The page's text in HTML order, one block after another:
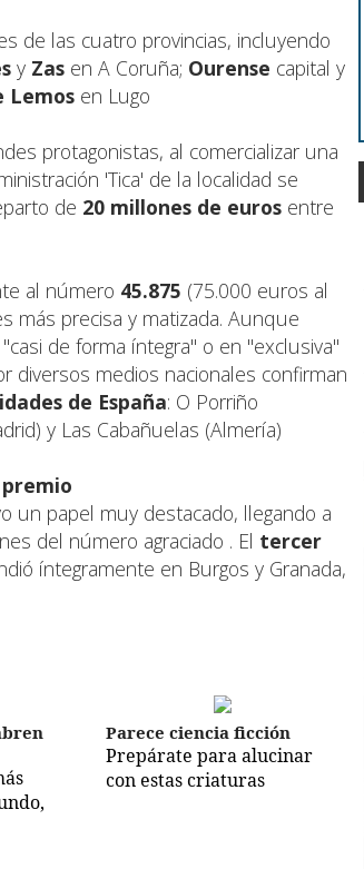
de las cuatro provincias, incluyendo
y Zas en A Coruña; Ourense capital y
Lemos en Lugo
protagonistas, al comercializar una
'Tica' de la localidad se
de 20 millones de euros entre
al número 45.875 (75.000 euros al
más precisa y matizada. Aunque
de forma íntegra" o en "exclusiva"
diversos medios nacionales confirman
de España: O Porriño
y Las Cabañuelas (Almería)
un papel muy destacado, llegando a
del número agraciado . El tercer
íntegramente en Burgos y Granada,
Parece ciencia ficción
Prepárate para alucinar
con estas criaturas